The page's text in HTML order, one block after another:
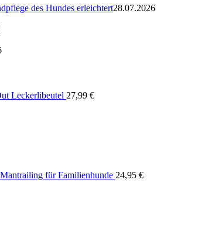
des Hundes erleichtert28.07.2026
Leckerlibeutel 27,99 €
Mantrailing für Familienhunde 24,95 €